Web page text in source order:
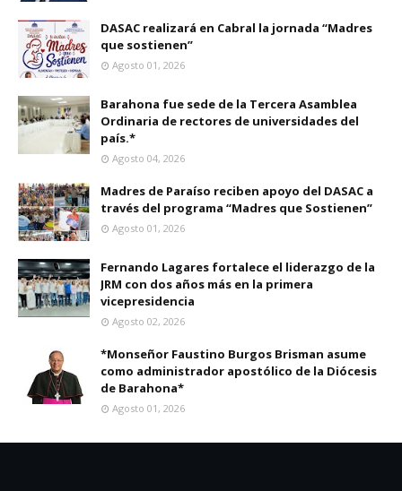
DASAC realizará en Cabral la jornada “Madres
que sostienen”
Agosto 01, 2026
Barahona fue sede de la Tercera Asamblea
Ordinaria de rectores de universidades del
país.*
Agosto 04, 2026
Madres de Paraíso reciben apoyo del DASAC a
través del programa “Madres que Sostienen”
Agosto 01, 2026
Fernando Lagares fortalece el liderazgo de la
JRM con dos años más en la primera
vicepresidencia
Agosto 02, 2026
*Monseñor Faustino Burgos Brisman asume
como administrador apostólico de la Diócesis
de Barahona*
Agosto 01, 2026